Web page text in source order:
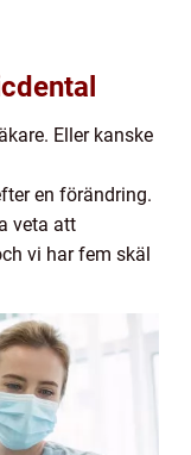
Eller kanske
en förändring.
veta att
vi har fem skäl